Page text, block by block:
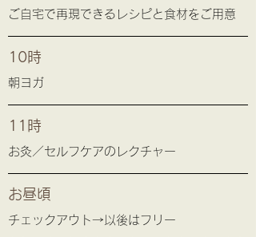
ご自宅で再現できるレシピと食材をご用意
10時
朝ヨガ
11時
お灸／セルフケアのレクチャー
お昼頃
チェックアウト→以後はフリー